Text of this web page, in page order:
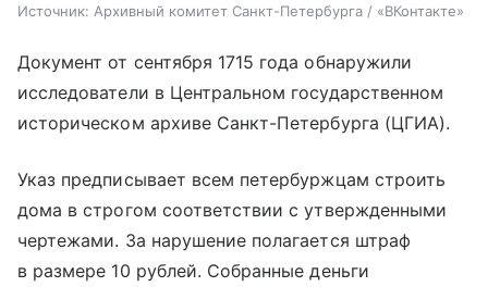
Источник: Архивный комитет Санкт-Петербурга / «ВКонтакте»
Документ от сентября 1715 года обнаружили
исследователи в Центральном государственном
историческом архиве Санкт-Петербурга (ЦГИА).
Указ предписывает всем петербуржцам строить
дома в строгом соответствии с утвержденными
чертежами. За нарушение полагается штраф
в размере 10 рублей. Собранные деньги